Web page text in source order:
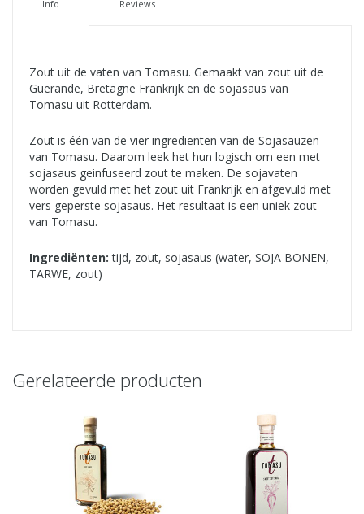
Info Reviews
Zout uit de vaten van Tomasu. Gemaakt van zout uit de
Guerande, Bretagne Frankrijk en de sojasaus van
Tomasu uit Rotterdam.
Zout is één van de vier ingrediënten van de Sojasauzen
van Tomasu. Daarom leek het hun logisch om een met
sojasaus geinfuseerd zout te maken. De sojavaten
worden gevuld met het zout uit Frankrijk en afgevuld met
vers geperste sojasaus. Het resultaat is een uniek zout
van Tomasu.
Ingrediënten:tijd, zout, sojasaus (water, SOJA BONEN,
TARWE, zout)
Gerelateerde producten